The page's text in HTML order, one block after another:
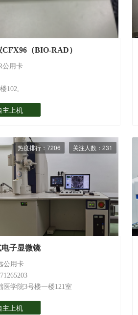
（BIO-RAD）
公用卡
102,
主上机
热度排行：7206 关注人数：231
子显微镜
公用卡
医学院3号楼一楼121室
主上机